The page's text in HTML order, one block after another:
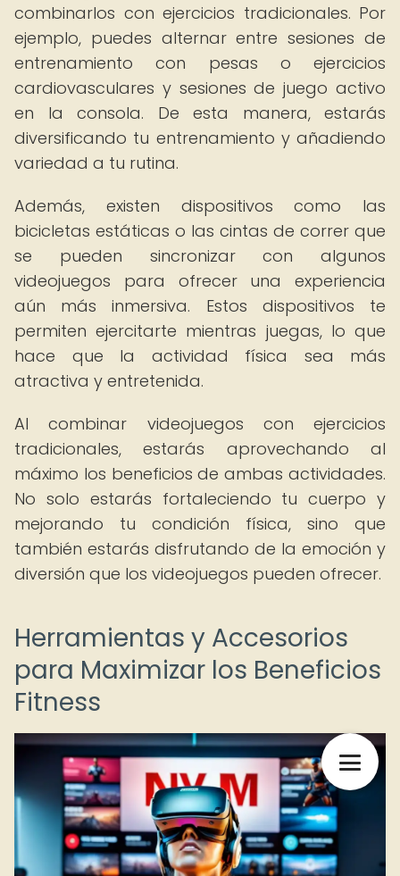
combinarlos con ejercicios tradicionales. Por
ejemplo, puedes alternar entre sesiones de
entrenamiento con pesas o ejercicios
cardiovasculares y sesiones de juego activo
en la consola. De esta manera, estarás
diversificando tu entrenamiento y añadiendo
variedad a tu rutina.
Además, existen dispositivos como las
bicicletas estáticas o las cintas de correr que
se pueden sincronizar con algunos
videojuegos para ofrecer una experiencia
aún más inmersiva. Estos dispositivos te
permiten ejercitarte mientras juegas, lo que
hace que la actividad física sea más
atractiva y entretenida.
Al combinar videojuegos con ejercicios
tradicionales, estarás aprovechando al
máximo los beneficios de ambas actividades.
No solo estarás fortaleciendo tu cuerpo y
mejorando tu condición física, sino que
también estarás disfrutando de la emoción y
diversión que los videojuegos pueden ofrecer.
Herramientas y Accesorios
para Maximizar los Beneficios
Fitness